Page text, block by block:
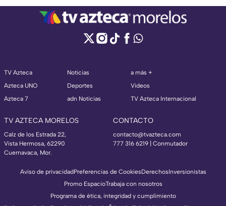
TV Azteca
Azteca UNO
Azteca 7
Noticias
Deportes
adn Noticias
a más +
Videos
TV Azteca Internacional
TV AZTECA MORELOS
Calz de los Estrada 22,
Vista Hermosa, 62290
Cuernavaca, Mor.
CONTACTO
contacto@tvazteca.com
777 316 6219 | Conmutador
Aviso de privacidadPreferencias de CookiesDerechosInversionistas
Promo EspacioTrabaja con nosotros
Programa de ética, integridad y cumplimiento